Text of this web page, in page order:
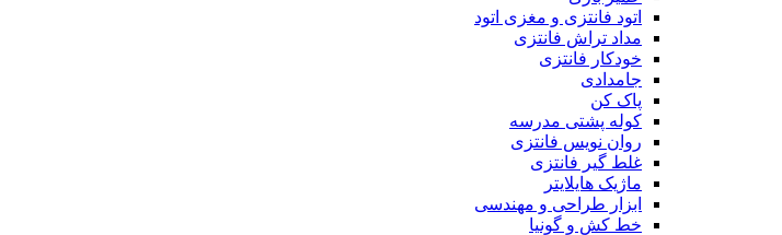
اتود فانتزی و مغزی اتود
مداد تراش فانتزی
خودکار فانتزی
جامدادی
پاک کن
کوله پشتی مدرسه
روان نویس فانتزی
غلط گیر فانتزی
ماژیک هایلایتر
ابزار طراحی و مهندسی
خط کش و گونیا